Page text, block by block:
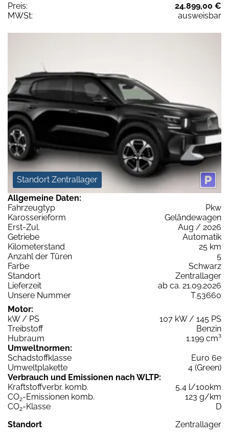
Preis:
24.899,00 €
MWSt:
ausweisbar
Standort Zentrallager
Allgemeine Daten:
Fahrzeugtyp
Pkw
Karosserieform
Geländewagen
Erst-Zul.
Aug / 2026
Getriebe
Automatik
Kilometerstand
25 km
Anzahl der Türen
5
Farbe
Schwarz
Standort
Zentrallager
Lieferzeit
ab ca. 21.09.2026
Unsere Nummer
T.53660
Motor:
kW / PS
107 kW / 145 PS
Treibstoff
Benzin
Hubraum
1.199 cm³
Umweltnormen:
Schadstoffklasse
Euro 6e
Umweltplakette
4 (Green)
Verbrauch und Emissionen nach WLTP:
Kraftstoffverbr. komb.
5,4 l/100km
CO2-Emissionen komb.
123 g/km
CO2-Klasse
D
Standort
Zentrallager